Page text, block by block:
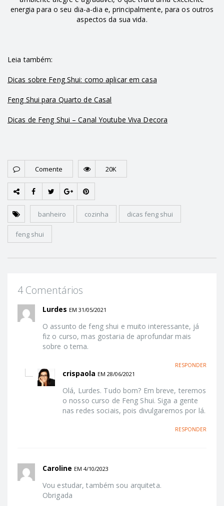
energia para o seu dia-a-dia e, principalmente, para os outros
aspectos da sua vida.
Leia também:
Dicas sobre Feng Shui: como aplicar em casa
Feng Shui para Quarto de Casal
Dicas de Feng Shui – Canal Youtube Viva Decora
Comente 20K
banheiro cozinha dicas feng shui
feng shui
4 Comentários
Lurdes EM 31/05/2021
O assunto de feng shui e muito interessante, já
fiz o curso, mas gostaria de aprofundar mais
sobre o tema.
RESPONDER
crispaola EM 28/06/2021
Olá, Lurdes. Tudo bom? Em breve, teremos
o nosso curso de Feng Shui. Siga a gente
nas redes sociais, pois divulgaremos por lá.
RESPONDER
Caroline EM 4/10/2023
Vou estudar, também sou arquiteta.
Obrigada